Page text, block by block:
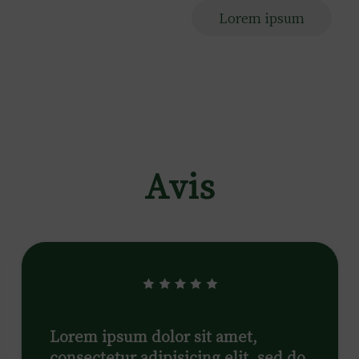
Lorem ipsum
Avis
Lorem ipsum dolor sit amet,